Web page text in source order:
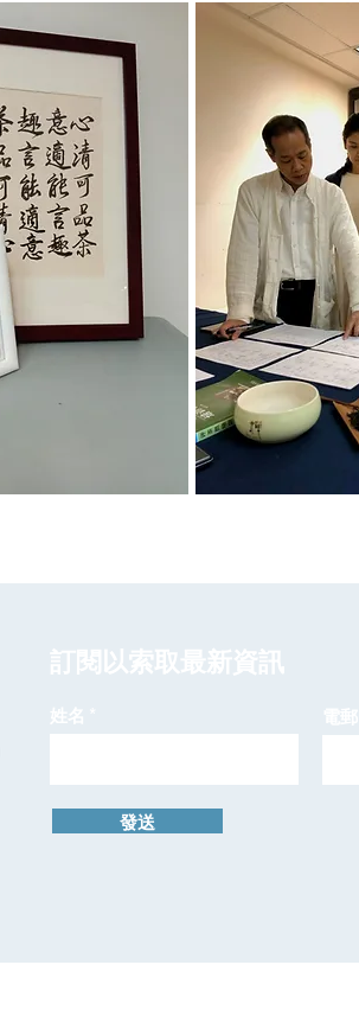
​訂閱以索取最新資訊
姓名 電郵
發送